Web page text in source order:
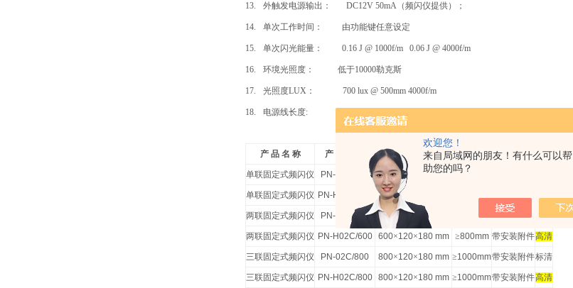
欢迎您！
来自局域网的朋友！有什么可以帮
助您的吗？
13. 外触发电源输出： DC12V 50mA（频闪仪提供）；
14. 单次工作时间： 由功能键任意设定
15. 单次闪光能量： 0.16 J @ 1000f/m 0.06 J @ 4000f/m
16. 环境光照度： 低于10000勒克斯
17. 光照度LUX： 700 lux @ 500mm 4000f/m
18. 电源线长度: 3m
产 品 名 称 产 品 型 号 仪器外形尺寸 照射幅宽 备 注
单联固定式频闪仪 PN-02C/350 350×120 180 mm ≥ 500mm
单联固定式频闪仪 PN-H02C/350 350×120
两联固定式频闪仪 PN-02C/600 600×120× 180 mm 800mm 带安装附件 标清
两联固定式频闪仪 PN-H02C/600 600×120×180 mm ≥800mm 带安装附件高清
三联固定式频闪仪 PN-02C/800 800×120×180 mm ≥1000mm带安装附件标清
三联固定式频闪仪 PN-H02C/800 800×120×180 mm ≥1000mm带安装附件高清